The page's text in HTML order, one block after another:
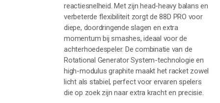
reactiesnelheid. Met zijn head-heavy balans en
verbeterde flexibiliteit zorgt de 88D PRO voor
diepe, doordringende slagen en extra
momentum bij smashes, ideaal voor de
achterhoedespeler. De combinatie van de
Rotational Generator System-technologie en
high-modulus graphite maakt het racket zowel
licht als stabiel, perfect voor ervaren spelers
die op zoek zijn naar extra kracht en precisie.